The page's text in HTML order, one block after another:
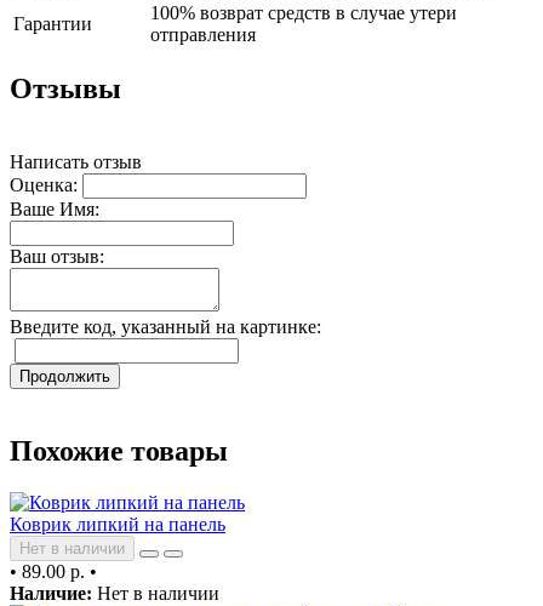
Гарантии
100% возврат средств в случае утери
отправления
Отзывы
Написать отзыв
Оценка:
Ваше Имя:
Ваш отзыв:
Введите код, указанный на картинке:
Продолжить
Похожие товары
Коврик липкий на панель
Нет в наличии
• 89.00 р. •
Наличие: Нет в наличии